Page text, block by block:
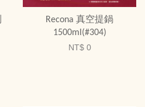
Recona 真空提鍋
1500ml(#304)
NT$ 0